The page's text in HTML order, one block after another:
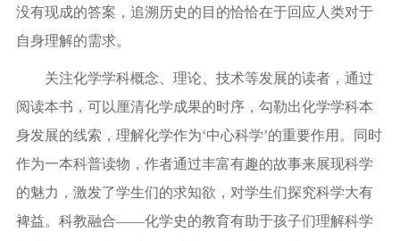
没有现成的答案，追溯历史的目的恰恰在于回应人类对于
自身理解的需求。
关注化学学科概念、理论、技术等发展的读者，通过
阅读本书，可以厘清化学成果的时序，勾勒出化学学科本
身发展的线索，理解化学作为‘中心科学’的重要作用。同时
作为一本科普读物，作者通过丰富有趣的故事来展现科学
的魅力，激发了学生们的求知欲，对学生们探究科学大有
裨益。科教融合——化学史的教育有助于孩子们理解科学